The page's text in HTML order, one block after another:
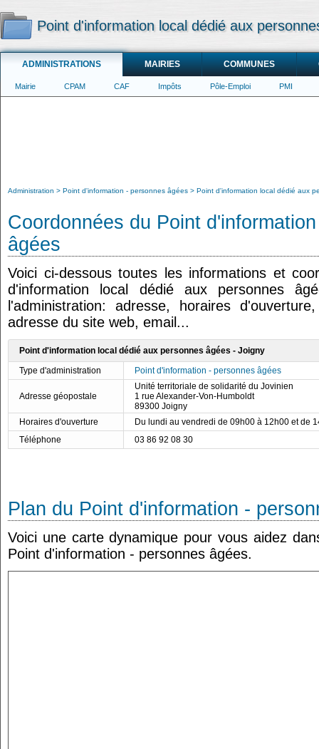
Point d'information local dédié aux
ADMINISTRATIONS MAIRIES COMMUNES
Mairie CPAM CAF Impôts Pôle-Emploi PMI
Administration Point d'information - personnes âgées Point d'information local dédié aux
Coordonnées du Point
âgées
Voici ci-dessous toutes les informations et
d'information local dédié aux personnes
l'administration: adresse, horaires
adresse du site web, email...
Point d'information local dédié aux personnes âgées - Joigny
Type d'administration
Point d'information - personnes âgées
Adresse géopostale
Unité territoriale de solidarité du Jovinien
1 rue Alexander-Von-Humboldt
89300 Joigny
Horaires d'ouverture
Du lundi au vendredi de 09h00 à 12h00 et de
Téléphone
03 86 92 08 30
Plan du Point d'information -
Voici une carte dynamique pour vous aidez
Point d'information - personnes âgées.